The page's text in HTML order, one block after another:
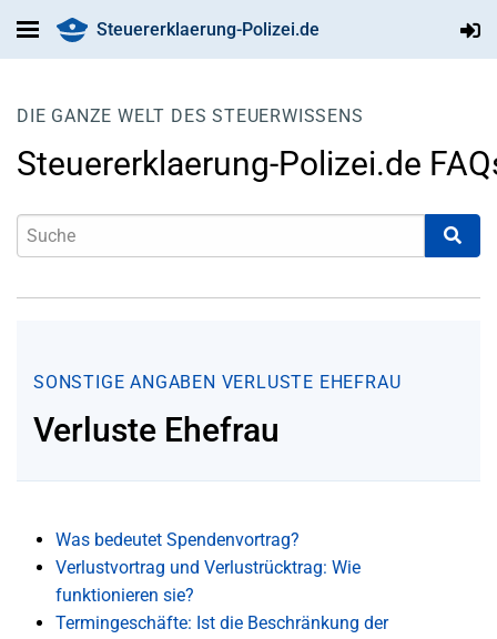
Steuererklaerung-Polizei.de
DIE GANZE WELT DES STEUERWISSENS
Steuererklaerung-Polizei.de
SONSTIGE ANGABEN VERLUSTE EHEFRAU
Verluste Ehefrau
Was bedeutet Spendenvortrag?
Verlustvortrag und Verlustrücktrag: Wie
funktionieren sie?
Termingeschäfte: Ist die Beschränkung der